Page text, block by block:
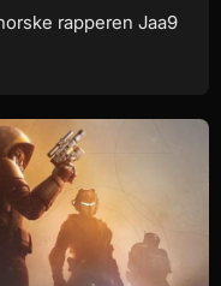
rapperen Jaa9